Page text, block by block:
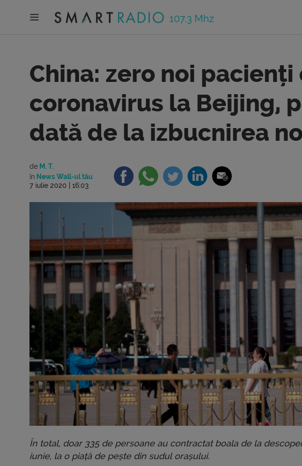
107.3 Mhz
China: zero noi pacienți
coronavirus la Beijing,
dată de la izbucnirea
de M. T.
în News Wall-ul tău
7 iulie 2020 | 16:03
În total, doar 335 de persoane au contractat boala de la
iunie, la o piață de pește din sudul orașului.